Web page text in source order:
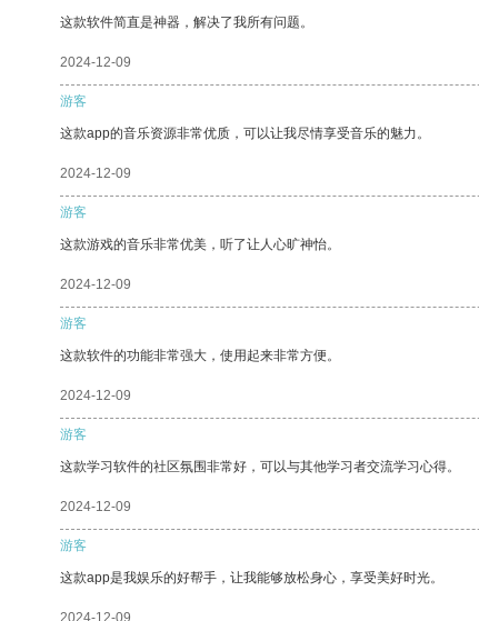
这款软件简直是神器，解决了我所有问题。
2024-12-09
游客
这款app的音乐资源非常优质，可以让我尽情享受音乐的魅力。
2024-12-09
游客
这款游戏的音乐非常优美，听了让人心旷神怡。
2024-12-09
游客
这款软件的功能非常强大，使用起来非常方便。
2024-12-09
游客
这款学习软件的社区氛围非常好，可以与其他学习者交流学习心得。
2024-12-09
游客
这款app是我娱乐的好帮手，让我能够放松身心，享受美好时光。
2024-12-09